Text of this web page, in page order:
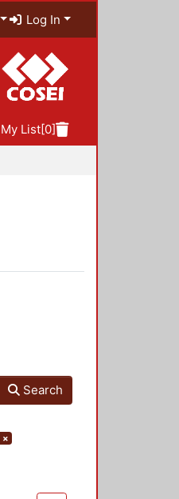
Log In
My List[0]
Search
×